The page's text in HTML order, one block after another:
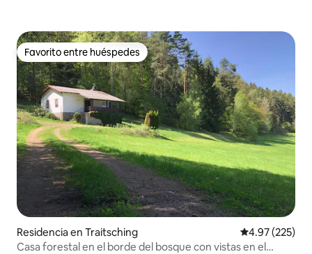
Favorito entre huéspedes
Favorito entre huéspedes
Residencia en Traitsching Calificación
4.97 (225)
Casa forestal en el borde del bosque con vistas en el